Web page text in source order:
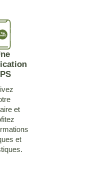
et
et